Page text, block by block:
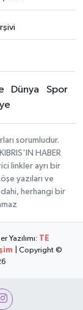
Dünya
Spor
sorumludur.
HABER
linkler ayrı bir
yazıları ve
herhangi bir
Yazılımı: TE
| Copyright ©